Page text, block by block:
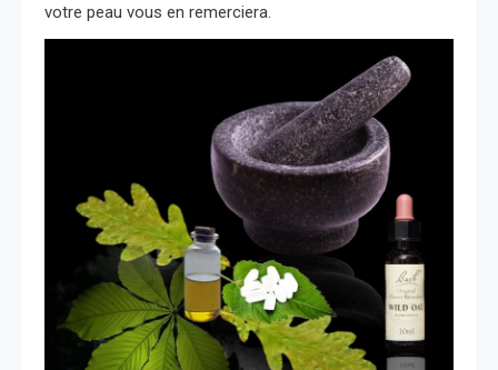
votre peau vous en remerciera.